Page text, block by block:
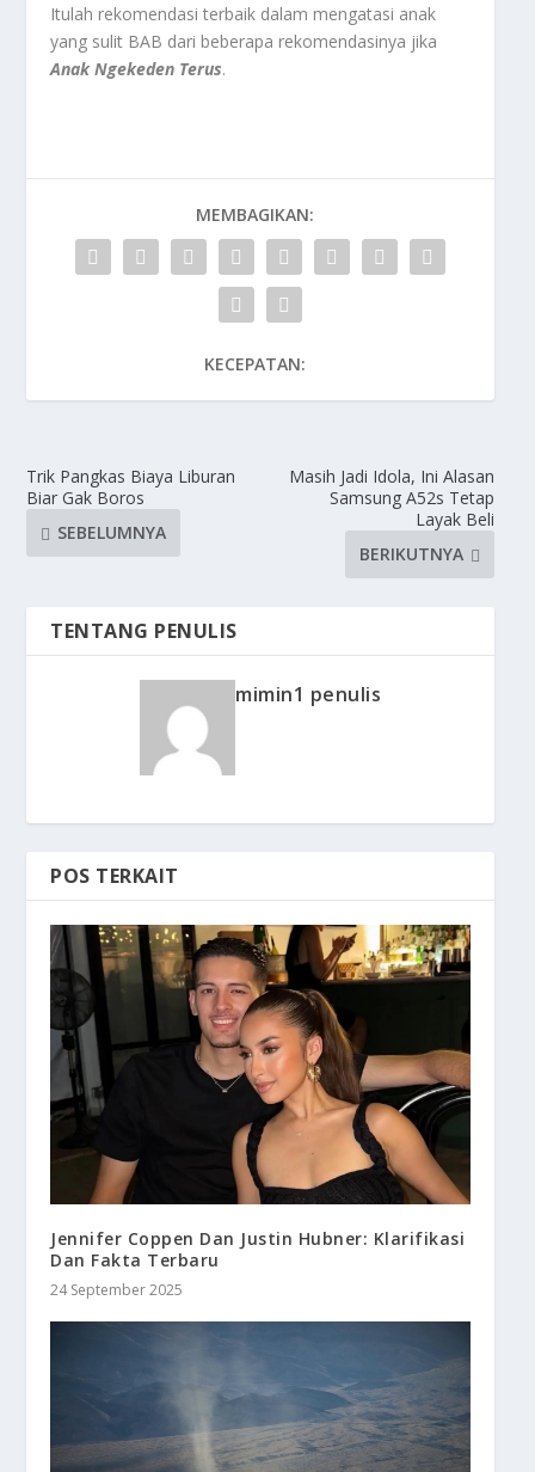
Itulah rekomendasi terbaik dalam mengatasi anak
yang sulit BAB dari beberapa rekomendasinya jika
Anak Ngekeden Terus.
MEMBAGIKAN:
KECEPATAN:
Trik Pangkas Biaya Liburan
Biar Gak Boros
SEBELUMNYA
Masih Jadi Idola, Ini Alasan
Samsung A52s Tetap
Layak Beli
BERIKUTNYA
TENTANG PENULIS
mimin1 penulis
POS TERKAIT
Jennifer Coppen Dan Justin Hubner: Klarifikasi
Dan Fakta Terbaru
24 September 2025